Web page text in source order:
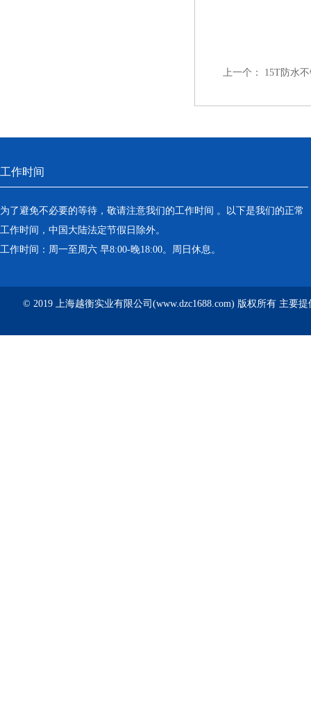
上一个： 15T防水
工作时间
为了避免不必要的等待，敬请注意我们的工作时间 。以下是我们的正常
工作时间，中国大陆法定节假日除外。
工作时间：周一至周六 早8:00-晚18:00。周日休息。
© 2019 上海越衡实业有限公司(www.dzc1688.com) 版权所有 主要提